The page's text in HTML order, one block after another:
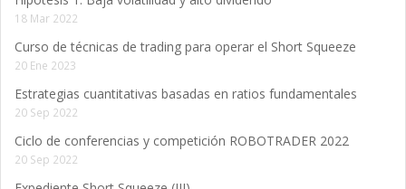
18 Mar 2022
Curso de técnicas de trading para operar el Short Squeeze
20 Ene 2023
Estrategias cuantitativas basadas en ratios fundamentales
20 Sep 2022
Ciclo de conferencias y competición ROBOTRADER 2022
20 Sep 2022